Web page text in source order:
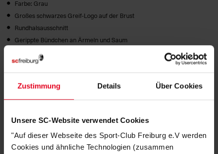
Zustimmung Details Über Cookies
Unsere SC-Website verwendet Cookies
"Auf dieser Webseite des Sport-Club Freiburg e.V werden
Cookies und ähnliche Technologien (zusammen
Farbe: Grau
Großes schwarzes Greif-Logo auf der Brust
Rundhalsausschnitt
Gerippte Bündchen an Ärmeln und Saum
Bequemer Schnitt für hohen Tragekomfort
KUNDENBEWERTUNGEN (4)
Logistiknummer: EM001866-001